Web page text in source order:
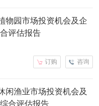
物园市场投资机会及企
评估报告
咨询
订购
闲渔业市场投资机会及
合评估报告